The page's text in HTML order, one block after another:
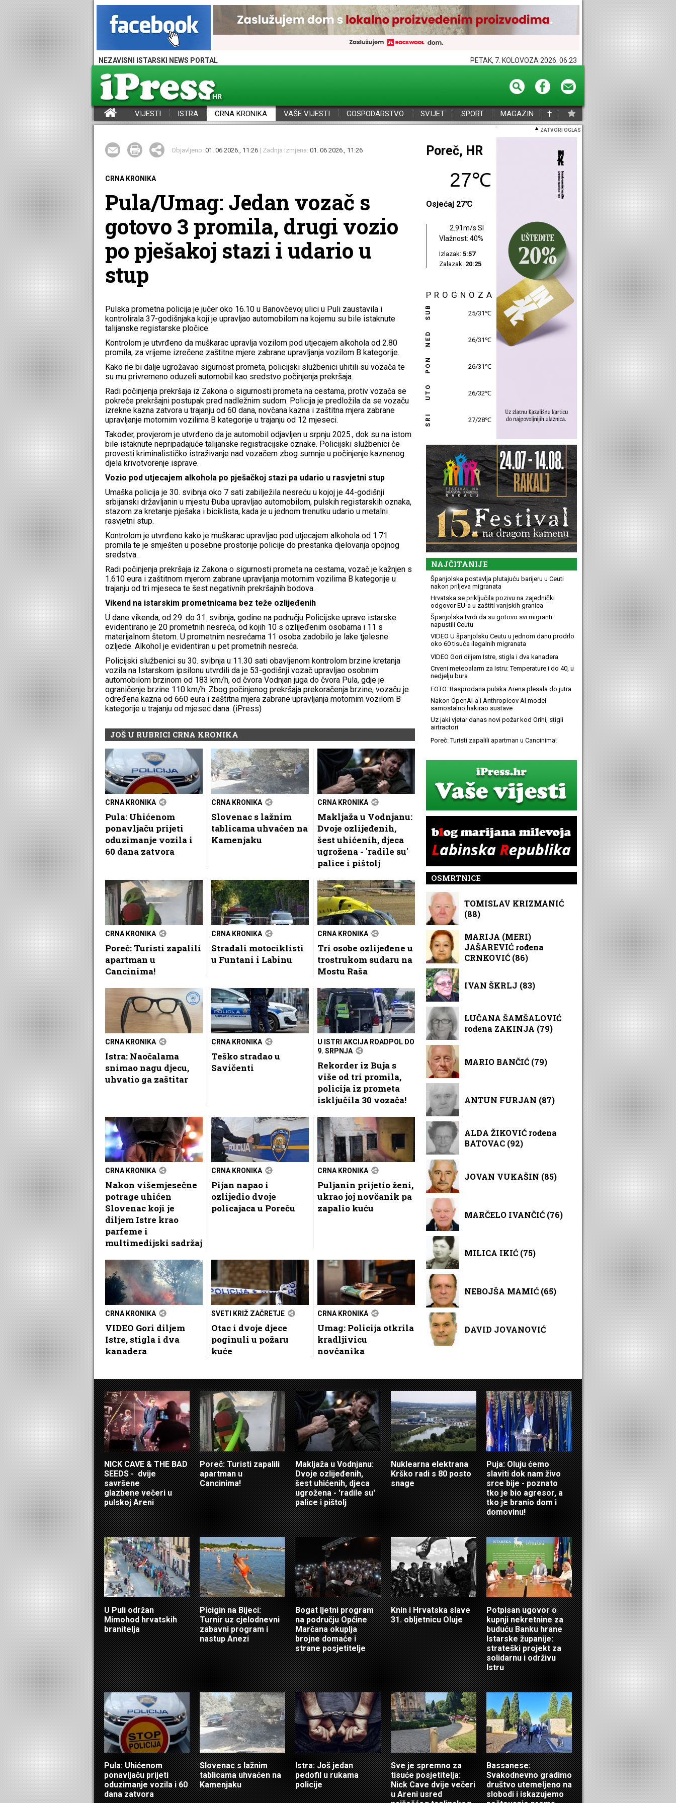
NEZAVISNI ISTARSKI NEWS PORTAL PETAK, 7. KOLOVOZA 2026. 06:23
VIJESTI ISTRA CRNA KRONIKA VAŠE VIJESTI GOSPODARSTVO SVIJET SPORT MAGAZIN †
ZATVORI OGLAS
Objavljeno: 01. 06 2026., 11:26 | Zadnja izmjena: 01. 06 2026., 11:26
CRNA KRONIKA
Pula/Umag: Jedan vozač s
gotovo 3 promila, drugi vozio
po pješakoj stazi i udario u
stup
Pulska prometna policija je jučer oko 16.10 u Banovčevoj ulici u Puli zaustavila i
kontrolirala 37-godišnjaka koji je upravljao automobilom na kojemu su bile istaknute
talijanske registarske pločice.
Kontrolom je utvrđeno da muškarac upravlja vozilom pod utjecajem alkohola od 2.80
promila, za vrijeme izrečene zaštitne mjere zabrane upravljanja vozilom B kategorije.
Kako ne bi dalje ugrožavao sigurnost prometa, policijski službenici uhitili su vozača te
su mu privremeno oduzeli automobil kao sredstvo počinjenja prekršaja.
Radi počinjenja prekršaja iz Zakona o sigurnosti prometa na cestama, protiv vozača se
pokreće prekršajni postupak pred nadležnim sudom. Policija je predložila da se vozaču
izrekne kazna zatvora u trajanju od 60 dana, novčana kazna i zaštitna mjera zabrane
upravljanje motornim vozilima B kategorije u trajanju od 12 mjeseci.
Također, provjerom je utvrđeno da je automobil odjavljen u srpnju 2025., dok su na istom
bile istaknute nepripadajuće talijanske registracijske oznake. Policijski službenici će
provesti kriminalističko istraživanje nad vozačem zbog sumnje u počinjenje kaznenog
djela krivotvorenje isprave.
Vozio pod utjecajem alkohola po pješačkoj stazi pa udario u rasvjetni stup
Umaška policija je 30. svibnja oko 7 sati zabilježila nesreću u kojoj je 44-godišnji
srbijanski državljanin u mjestu Đuba upravljao automobilom, pulskih registarskih oznaka,
stazom za kretanje pješaka i biciklista, kada je u jednom trenutku udario u metalni
rasvjetni stup.
Kontrolom je utvrđeno kako je muškarac upravljao pod utjecajem alkohola od 1.71
promila te je smješten u posebne prostorije policije do prestanka djelovanja opojnog
sredstva.
Radi počinjenja prekršaja iz Zakona o sigurnosti prometa na cestama, vozač je kažnjen s
1.610 eura i zaštitnom mjerom zabrane upravljanja motornim vozilima B kategorije u
trajanju od tri mjeseca te šest negativnih prekršajnih bodova.
Vikend na istarskim prometnicama bez teže ozlijeđenih
U dane vikenda, od 29. do 31. svibnja, godine na području Policijske uprave istarske
evidentirano je 20 prometnih nesreća, od kojih 10 s ozlijeđenim osobama i 11 s
materijalnom štetom. U prometnim nesrećama 11 osoba zadobilo je lake tjelesne
ozljede. Alkohol je evidentiran u pet prometnih nesreća.
Policijski službenici su 30. svibnja u 11.30 sati obavljenom kontrolom brzine kretanja
vozila na Istarskom ipsilonu utvrdili da je 53-godišnji vozač upravljao osobnim
automobilom brzinom od 183 km/h, od čvora Vodnjan juga do čvora Pula, gdje je
ograničenje brzine 110 km/h. Zbog počinjenog prekršaja prekoračenja brzine, vozaču je
određena kazna od 660 eura i zaštitna mjera zabrane upravljanja motornim vozilom B
kategorije u trajanju od mjesec dana. (iPress)
JOŠ U RUBRICI CRNA KRONIKA
CRNA KRONIKA
Pula: Uhićenom
ponavljaču prijeti
oduzimanje vozila i
60 dana zatvora
CRNA KRONIKA
Slovenac s lažnim
tablicama uhvaćen na
Kamenjaku
CRNA KRONIKA
Makljaža u Vodnjanu:
Dvoje ozlijeđenih,
šest uhićenih, djeca
ugrožena - 'radile su'
palice i pištolj
CRNA KRONIKA
Poreč: Turisti zapalili
apartman u
Cancinima!
CRNA KRONIKA
Stradali motociklisti
u Funtani i Labinu
CRNA KRONIKA
Tri osobe ozlijeđene u
trostrukom sudaru na
Mostu Raša
CRNA KRONIKA
Istra: Naočalama
snimao nagu djecu,
uhvatio ga zaštitar
CRNA KRONIKA
Teško stradao u
Savičenti
U ISTRI AKCIJA ROADPOL DO
9. SRPNJA
Rekorder iz Buja s
više od tri promila,
policija iz prometa
isključila 30 vozača!
CRNA KRONIKA
Nakon višemjesečne
potrage uhićen
Slovenac koji je
diljem Istre krao
parfeme i
multimedijski sadržaj
CRNA KRONIKA
Pijan napao i
ozlijedio dvoje
policajaca u Poreču
CRNA KRONIKA
Puljanin prijetio ženi,
ukrao joj novčanik pa
zapalio kuću
CRNA KRONIKA
VIDEO Gori diljem
Istre, stigla i dva
kanadera
SVETI KRIŽ ZAČRETJE
Otac i dvoje djece
poginuli u požaru
kuće
CRNA KRONIKA
Umag: Policija otkrila
kradljivicu
novčanika
Pazin, HR
23℃
Osjećaj 22℃
1.96m/s SI
Vlažnost: 58%
Izlazak: 5:55
Zalazak: 20:24
PROGNOZA
SUB 22/33℃
NED 21/35℃
PON 22/37℃
UTO 23/37℃
SRI 24/25℃
NAJČITANIJE
Španjolska postavlja plutajuću barijeru u Ceuti
nakon priljeva migranata
Hrvatska se priključila pozivu na zajednički
odgovor EU-a u zaštiti vanjskih granica
Španjolska tvrdi da su gotovo svi migranti
napustili Ceutu
VIDEO U španjolsku Ceutu u jednom danu prodrlo
oko 60 tisuća ilegalnih migranata
VIDEO Gori diljem Istre, stigla i dva kanadera
Crveni meteoalarm za Istru: Temperature i do 40, u
nedjelju bura
FOTO: Rasprodana pulska Arena plesala do jutra
Nakon OpenAI-a i Anthropicov AI model
samostalno hakirao sustave
Uz jaki vjetar danas novi požar kod Orihi, stigli
airtractori
Poreč: Turisti zapalili apartman u Cancinima!
OSMRTNICE
TOMISLAV KRIZMANIĆ
(88)
MARIJA (MERI)
JAŠAREVIĆ rođena
CRNKOVIĆ (86)
IVAN ŠKRLJ (83)
LUČANA ŠAMŠALOVIĆ
rođena ZAKINJA (79)
MARIO BANČIĆ (79)
ANTUN FURJAN (87)
ALDA ŽIKOVIĆ rođena
BATOVAC (92)
JOVAN VUKAŠIN (85)
MARČELO IVANČIĆ (76)
MILICA IKIĆ (75)
NEBOJŠA MAMIĆ (65)
DAVID JOVANOVIĆ
NICK CAVE & THE BAD
SEEDS - dvije
savršene
glazbene večeri u
pulskoj Areni
Poreč: Turisti zapalili
apartman u
Cancinima!
Makljaža u Vodnjanu:
Dvoje ozlijeđenih,
šest uhićenih, djeca
ugrožena - 'radile su'
palice i pištolj
Nuklearna elektrana
Krško radi s 80 posto
snage
Puja: Oluju ćemo
slaviti dok nam živo
srce bije - poznato
tko je bio agresor, a
tko je branio dom i
domovinu!
U Puli održan
Mimohod hrvatskih
branitelja
Picigin na Bijeci:
Turnir uz cjelodnevni
zabavni program i
nastup Anezi
Bogat ljetni program
na području Općine
Marčana okuplja
brojne domaće i
strane posjetitelje
Knin i Hrvatska slave
31. obljetnicu Oluje
Potpisan ugovor o
kupnji nekretnine za
buduću Banku hrane
Istarske županije:
strateški projekt za
solidarnu i održivu
Istru
Pula: Uhićenom
ponavljaču prijeti
oduzimanje vozila i 60
dana zatvora
Slovenac s lažnim
tablicama uhvaćen na
Kamenjaku
Istra: Još jedan
pedofil u rukama
policije
Sve je spremno za
tisuće posjetitelja:
Nick Cave dvije večeri
u Areni usred
Bassanese:
Svakodnevno gradimo
društvo utemeljeno na
slobodi i iskazujemo